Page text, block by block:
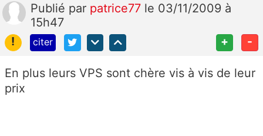
Publié par patrice77 le 03/11/2009 à
15h47
!
citer + -
En plus leurs VPS sont chère vis à vis de leur
prix